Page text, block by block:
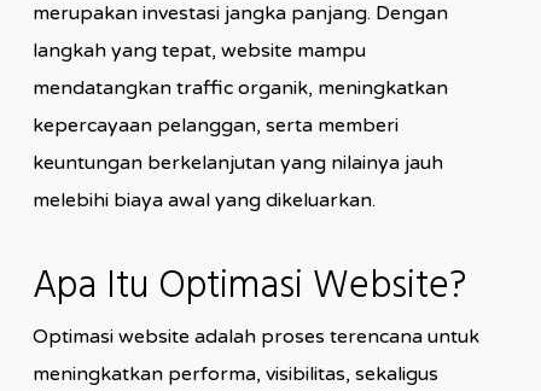
merupakan investasi jangka panjang. Dengan
langkah yang tepat, website mampu
mendatangkan traffic organik, meningkatkan
kepercayaan pelanggan, serta memberi
keuntungan berkelanjutan yang nilainya jauh
melebihi biaya awal yang dikeluarkan.
Apa Itu Optimasi Website?
Optimasi website adalah proses terencana untuk
meningkatkan performa, visibilitas, sekaligus